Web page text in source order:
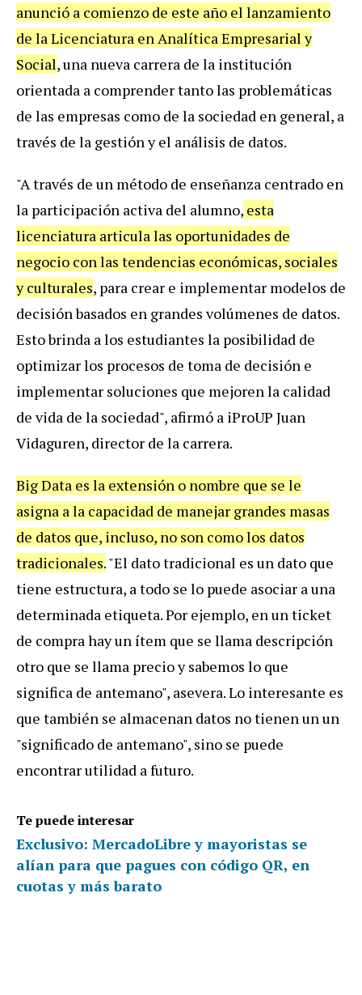
anunció a comienzo de este año el lanzamiento
de la Licenciatura en Analítica Empresarial y
Social, una nueva carrera de la institución
orientada a comprender tanto las problemáticas
de las empresas como de la sociedad en general, a
través de la gestión y el análisis de datos.
"A través de un método de enseñanza centrado en
la participación activa del alumno, esta
licenciatura articula las oportunidades de
negocio con las tendencias económicas, sociales
y culturales, para crear e implementar modelos de
decisión basados en grandes volúmenes de datos.
Esto brinda a los estudiantes la posibilidad de
optimizar los procesos de toma de decisión e
implementar soluciones que mejoren la calidad
de vida de la sociedad", afirmó a iProUP Juan
Vidaguren, director de la carrera.
Big Data es la extensión o nombre que se le
asigna a la capacidad de manejar grandes masas
de datos que, incluso, no son como los datos
tradicionales."El dato tradicional es un dato que
tiene estructura, a todo se lo puede asociar a una
determinada etiqueta. Por ejemplo, en un ticket
de compra hay un ítem que se llama descripción
otro que se llama precio y sabemos lo que
significa de antemano", asevera. Lo interesante es
que también se almacenan datos no tienen un un
"significado de antemano", sino se puede
encontrar utilidad a futuro.
Te puede interesar
Exclusivo: MercadoLibre y mayoristas se
alían para que pagues con código QR, en
cuotas y más barato